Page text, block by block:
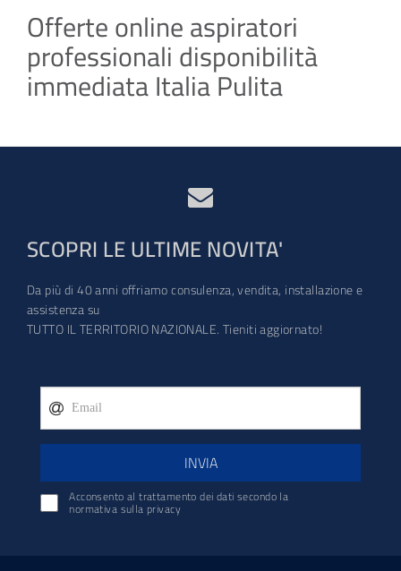
Offerte online aspiratori
professionali disponibilità
immediata Italia Pulita
SCOPRI LE ULTIME NOVITA'
Da più di 40 anni offriamo consulenza, vendita, installazione e
assistenza su
TUTTO IL TERRITORIO NAZIONALE. Tieniti aggiornato!
INVIA
Acconsento al trattamento dei dati secondo la
normativa sulla privacy